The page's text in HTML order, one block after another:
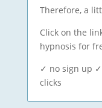
Therefore, a
Click on the
hypnosis for
✓ no sign up
clicks